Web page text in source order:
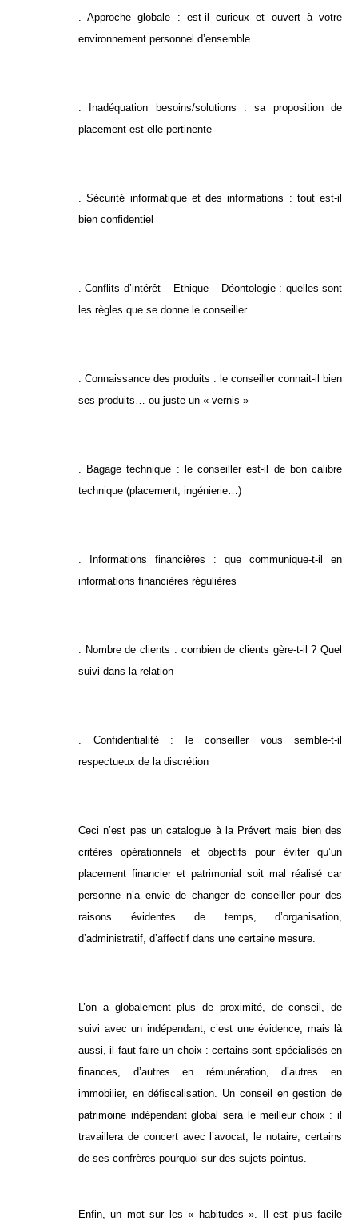
. Approche globale : est-il curieux et ouvert à votre
environnement personnel d’ensemble
. Inadéquation besoins/solutions : sa proposition de
placement est-elle pertinente
. Sécurité informatique et des informations : tout est-il
bien confidentiel
. Conflits d’intérêt – Ethique – Déontologie : quelles sont
les règles que se donne le conseiller
. Connaissance des produits : le conseiller connait-il bien
ses produits… ou juste un « vernis »
. Bagage technique : le conseiller est-il de bon calibre
technique (placement, ingénierie…)
. Informations financières : que communique-t-il en
informations financières régulières
. Nombre de clients : combien de clients gère-t-il ? Quel
suivi dans la relation
. Confidentialité : le conseiller vous semble-t-il
respectueux de la discrétion
Ceci n’est pas un catalogue à la Prévert mais bien des
critères opérationnels et objectifs pour éviter qu’un
placement financier et patrimonial soit mal réalisé car
personne n’a envie de changer de conseiller pour des
raisons évidentes de temps, d’organisation,
d’administratif, d’affectif dans une certaine mesure.
L’on a globalement plus de proximité, de conseil, de
suivi avec un indépendant, c’est une évidence, mais là
aussi, il faut faire un choix : certains sont spécialisés en
finances, d’autres en rémunération, d’autres en
immobilier, en défiscalisation. Un conseil en gestion de
patrimoine indépendant global sera le meilleur choix : il
travaillera de concert avec l’avocat, le notaire, certains
de ses confrères pourquoi sur des sujets pointus.
Enfin, un mot sur les « habitudes ». Il est plus facile